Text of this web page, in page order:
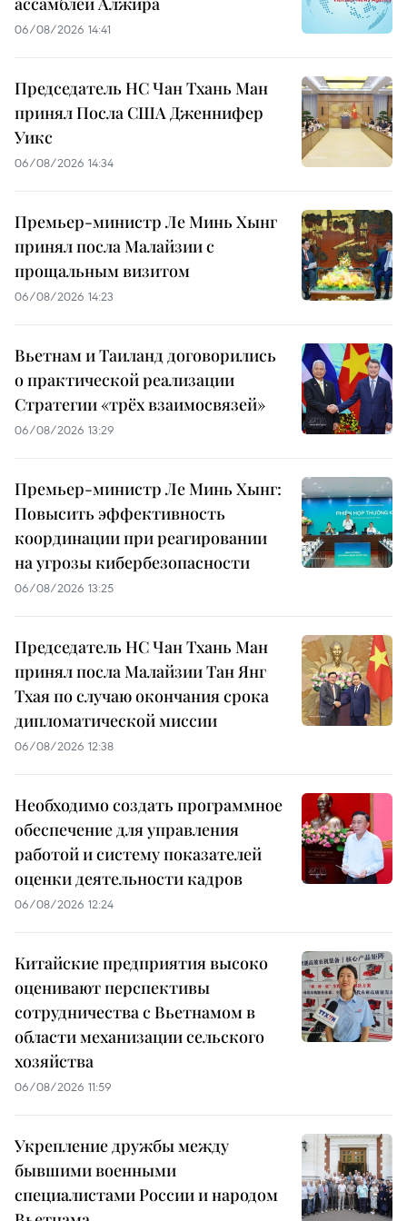
06/08/2026 14:41
Председатель НС Чан Тхань Ман
принял Посла США Дженнифер
Уикс
06/08/2026 14:34
Премьер-министр Ле Минь Хынг
принял посла Малайзии с
прощальным визитом
06/08/2026 14:23
Вьетнам и Таиланд договорились
о практической реализации
Стратегии «трёх взаимосвязей»
06/08/2026 13:29
Премьер-министр Ле Минь Хынг:
Повысить эффективность
координации при реагировании
на угрозы кибербезопасности
06/08/2026 13:25
Председатель НС Чан Тхань Ман
принял посла Малайзии Тан Янг
Тхая по случаю окончания срока
дипломатической миссии
06/08/2026 12:38
Необходимо создать программное
обеспечение для управления
работой и систему показателей
оценки деятельности кадров
06/08/2026 12:24
Китайские предприятия высоко
оценивают перспективы
сотрудничества с Вьетнамом в
области механизации сельского
хозяйства
06/08/2026 11:59
Укрепление дружбы между
бывшими военными
специалистами России и народом